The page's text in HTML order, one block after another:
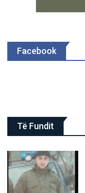
Facebook
Të Fundit